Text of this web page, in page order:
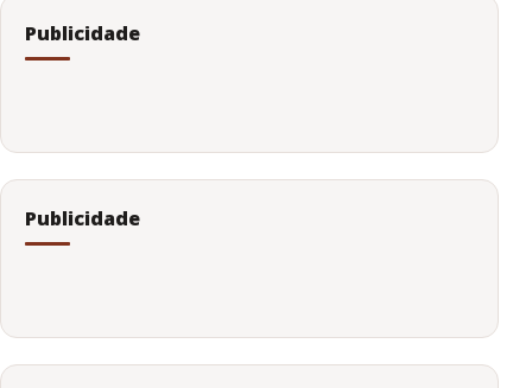
Publicidade
Publicidade